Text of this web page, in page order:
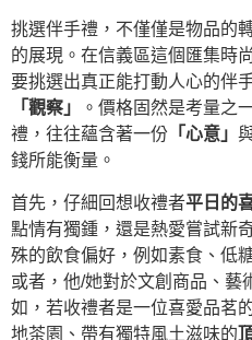
挑選伴手禮，不僅僅是物品的
的展現。在信義區這個匯集時
要挑選出真正能打動人心的伴
「觀察」
。價格固然是考量之
禮，往往蘊含著一份 「心意」
錢所能衡量。
首先，仔細回想收禮者平日的
點情有獨鍾，還是熱愛嘗試新
殊的飲食偏好，例如素食、低
或者，他/她對於文創商品、藝
如，若收禮者是一位喜愛品茗
地茶園、帶有獨特風土滋味的